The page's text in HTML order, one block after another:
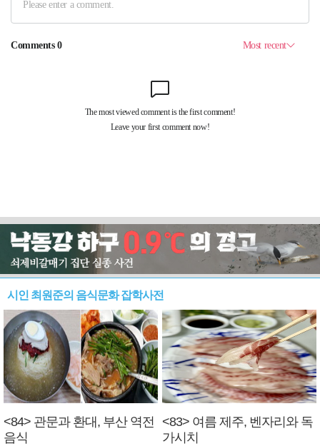
시인 최원준의 음식문화 잡학사전
<84> 관문과 환대, 부산 역전
음식
<83> 여름 제주, 벤자리와 독
가시치